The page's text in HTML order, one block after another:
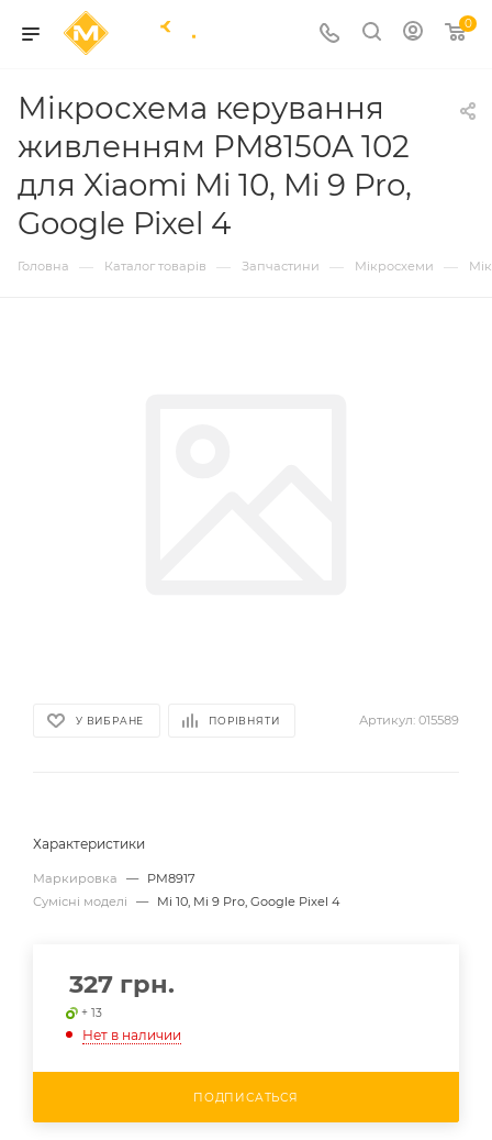
0
Мікросхема керування
живленням PM8150A 102
для Xiaomi Mi 10, Mi 9 Pro,
Google Pixel 4
Головна — Каталог товарів — Запчастини — Мікросхеми —
У ВИБРАНЕ ПОРІВНЯТИ Артикул: 015589
Характеристики
Маркировка —
PM8917
Сумісні моделі
— Mi 10, Mi 9 Pro, Google Pixel 4
327 грн.
+ 13
Нет в наличии
ПОДПИСАТЬСЯ